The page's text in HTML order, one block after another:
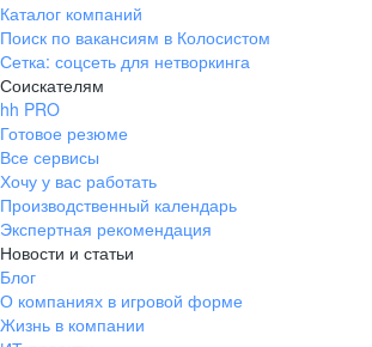
Каталог компаний
Поиск по вакансиям в Колосистом
Сетка: соцсеть для нетворкинга
Соискателям
hh PRO
Готовое резюме
Все сервисы
Хочу у вас работать
Производственный календарь
Экспертная рекомендация
Новости и статьи
Блог
О компаниях в игровой форме
Жизнь в компании